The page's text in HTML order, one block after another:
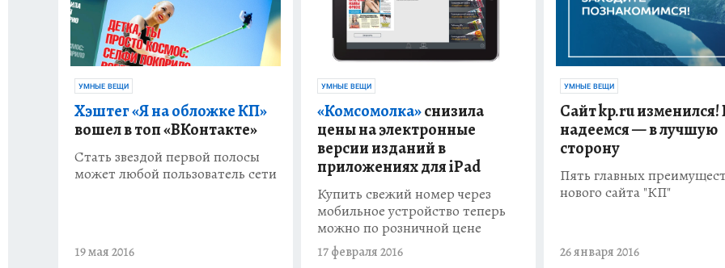
УМНЫЕ ВЕЩИ
Хэштег «Я на обложке КП»
вошел в топ «ВКонтакте»
Стать звездой первой полосы
может любой пользователь сети
19 мая 2016
УМНЫЕ ВЕЩИ
«Комсомолка»снизила
цены на электронные
версии изданий в
приложениях для iPad
Купить свежий номер через
мобильное устройство теперь
можно по розничной цене
17 февраля 2016
УМНЫЕ ВЕЩИ
Сайт kp.ru изменился!
надеемся — в лучшую
сторону
Пять главных
нового сайта "КП"
26 января 2016